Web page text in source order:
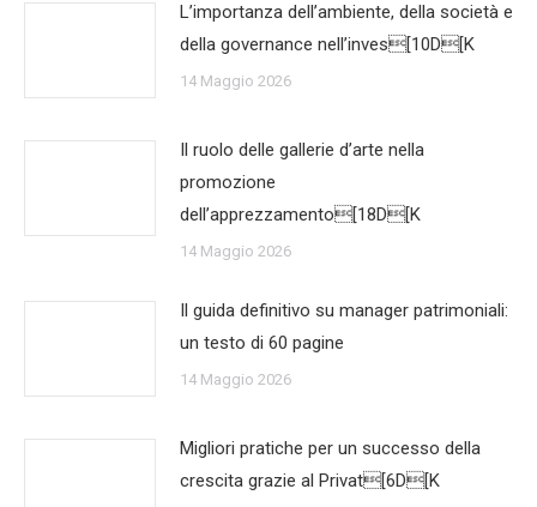
L’importanza dell’ambiente, della società e
della governance nell’inves[10D[K
14 Maggio 2026
Il ruolo delle gallerie d’arte nella
promozione
dell’apprezzamento[18D[K
14 Maggio 2026
Il guida definitivo su manager patrimoniali:
un testo di 60 pagine
14 Maggio 2026
Migliori pratiche per un successo della
crescita grazie al Privat[6D[K